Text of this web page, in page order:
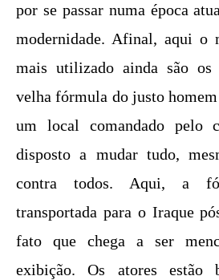
por se passar numa época
modernidade. Afinal, aqui o
mais utilizado ainda são os
velha fórmula do justo
um local comandado pelo
disposto a mudar tudo,
contra todos. Aqui, a
transportada para o Iraque
fato que chega a ser
exibição. Os atores